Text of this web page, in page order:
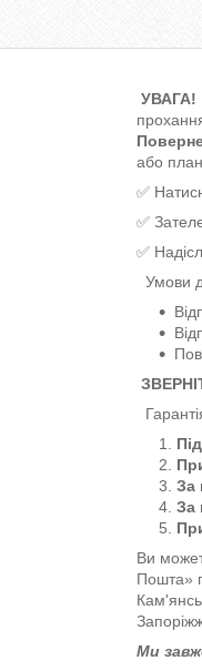
УВАГА!
або
✅
✅
✅
Умови
За
За
Ви
Пошта»
Ми